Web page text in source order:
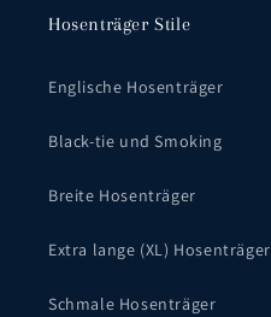
Hosenträger Stile
Englische Hosenträger
Black-tie und Smoking
Breite Hosenträger
Extra lange (XL) Hosenträger
Schmale Hosenträger